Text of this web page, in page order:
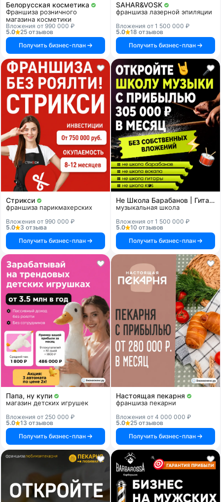
Белорусская косметика
Франшиза розничного
магазина косметики
Вложения от 990 000 ₽
5.0
25 отзывов
Получить бизнес-план
SAHAR&VOSK
франшиза лазерной эпиляции
Вложения от 1 500 000 ₽
5.0
18 отзывов
Получить бизнес-план
Стрикси
франшиза парикмахерских
Вложения от 990 000 ₽
5.0
3 отзыва
Получить бизнес-план
Не Школа Барабанов | Гитары | Вокала | KIDS
музыкальная школа
Вложения от 1 500 000 ₽
5.0
10 отзывов
Получить бизнес-план
Папа, ну купи
магазин детских игрушек
Вложения от 250 000 ₽
5.0
13 отзывов
Получить бизнес-план
Настоящая пекарня
франшиза пекарни
Вложения от 4 000 000 ₽
5.0
25 отзывов
Получить бизнес-план